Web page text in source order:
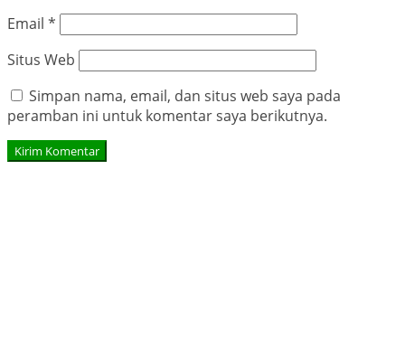
Email *
Situs Web
Simpan nama, email, dan situs web saya pada
peramban ini untuk komentar saya berikutnya.